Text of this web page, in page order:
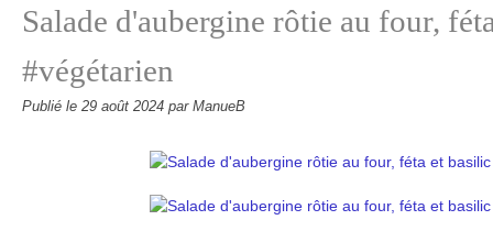
Salade d'aubergine rôtie au four,
#végétarien
Publié le 29 août 2024 par ManueB